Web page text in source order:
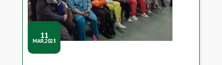
11
МАЯ,2023